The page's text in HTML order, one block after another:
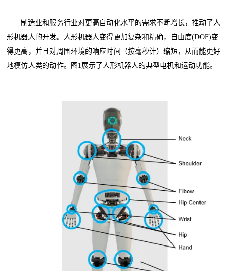
制造业和服务行业对更高自动化水平的需求不断增长，推动了人
形机器人的开发。人形机器人变得更加复杂和精确，自由度(DOF)变
得更高，并且对周围环境的响应时间（按毫秒计）缩短，从而能更好
地模仿人类的动作。图1展示了人形机器人的典型电机和运动功能。